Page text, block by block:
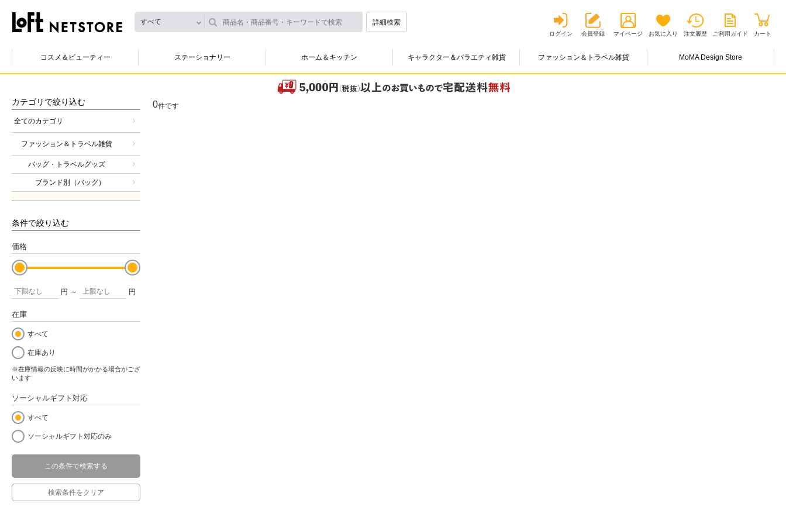
すべて 詳細検索
ログイン 会員登録 マイページ お気に入り 注文履歴 ご利用ガイド カート
コスメ＆ビューティー ステーショナリー ホーム＆キッチン キャラクター＆バラエティ雑貨 ファッション＆トラベル雑貨 MoMA Design Store
カテゴリで絞り込む
全てのカテゴリ
ファッション＆トラベル雑貨
バッグ・トラベルグッズ
ブランド別（バッグ）
条件で絞り込む
価格
円 ～ 円
在庫
すべて
在庫あり
※在庫情報の反映に時間がかかる場合がござ
います
ソーシャルギフト対応
すべて
ソーシャルギフト対応のみ
この条件で検索する
検索条件をクリア
0件です